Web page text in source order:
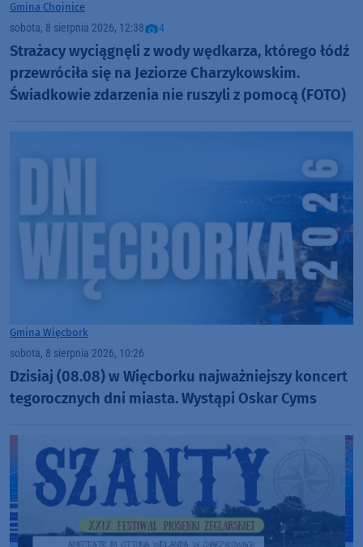
Gmina Chojnice
sobota, 8 sierpnia 2026, 12:38 4
Strażacy wyciągnęli z wody wędkarza, którego łódź
przewróciła się na Jeziorze Charzykowskim.
Świadkowie zdarzenia nie ruszyli z pomocą (FOTO)
Gmina Więcbork
sobota, 8 sierpnia 2026, 10:26
Dzisiaj (08.08) w Więcborku najważniejszy koncert
tegorocznych dni miasta. Wystąpi Oskar Cyms